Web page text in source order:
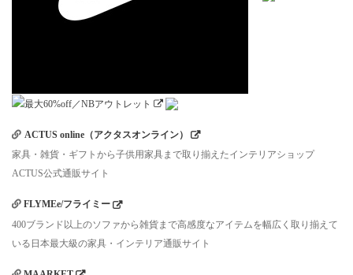
ACTUS online（アクタスオンライン）
家具・雑貨・ギフトから子供用家具まで取り揃えたインテリアショップ
ACTUS公式通販サイト
FLYMEe/フライミー
400ブランド以上のソファから雑貨まで高感度なアイテムを幅広く取り揃えて
いる日本最大級の家具・インテリア通販サイト